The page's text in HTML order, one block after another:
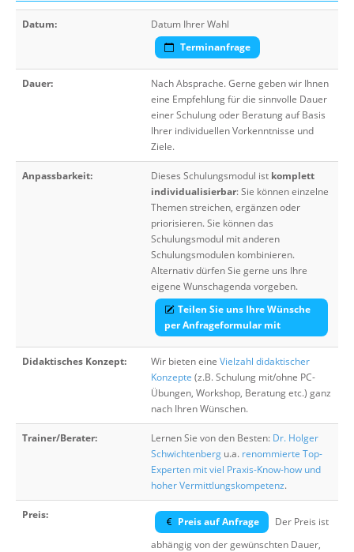
Datum:
Datum Ihrer Wahl
Terminanfrage
Dauer:
Nach Absprache. Gerne geben wir Ihnen
eine Empfehlung für die sinnvolle Dauer
einer Schulung oder Beratung auf Basis
Ihrer individuellen Vorkenntnisse und
Ziele.
Anpassbarkeit: Dieses Schulungsmodul ist komplett
individualisierbar: Sie können einzelne
Themen streichen, ergänzen oder
priorisieren. Sie können das
Schulungsmodul mit anderen
Schulungsmodulen kombinieren.
Alternativ dürfen Sie gerne uns Ihre
eigene Wunschagenda vorgeben.
Teilen Sie uns Ihre Wünsche
per Anfrageformular mit
Didaktisches Konzept: Wir bieten eine Vielzahl didaktischer
Konzepte (z.B. Schulung mit/ohne PC-
Übungen, Workshop, Beratung etc.) ganz
nach Ihren Wünschen.
Trainer/Berater: Lernen Sie von den Besten: Dr. Holger
Schwichtenberg u.a. renommierte Top-
Experten mit viel Praxis-Know-how und
hoher Vermittlungskompetenz.
Preis:
Preis auf Anfrage
Der Preis ist
abhängig von der gewünschten Dauer,